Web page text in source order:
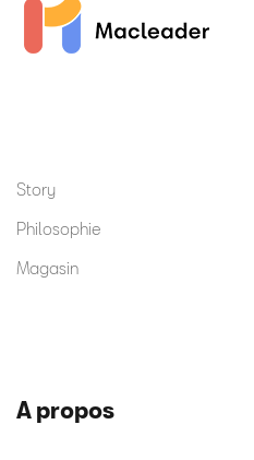
Story
Philosophie
Magasin
A propos